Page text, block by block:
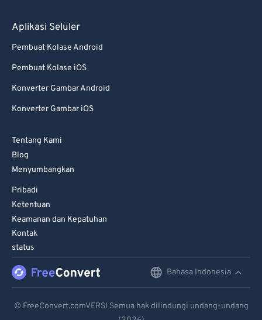
Aplikasi Seluler
Pembuat Kolase Android
Pembuat Kolase iOS
Konverter Gambar Android
Konverter Gambar iOS
Tentang Kami
Blog
Menyumbangkan
Pribadi
Ketentuan
Keamanan dan Kepatuhan
Kontak
status
Bahasa Indonesia
© FreeConvert.comVERSI Semua hak dilindungi undang-undang